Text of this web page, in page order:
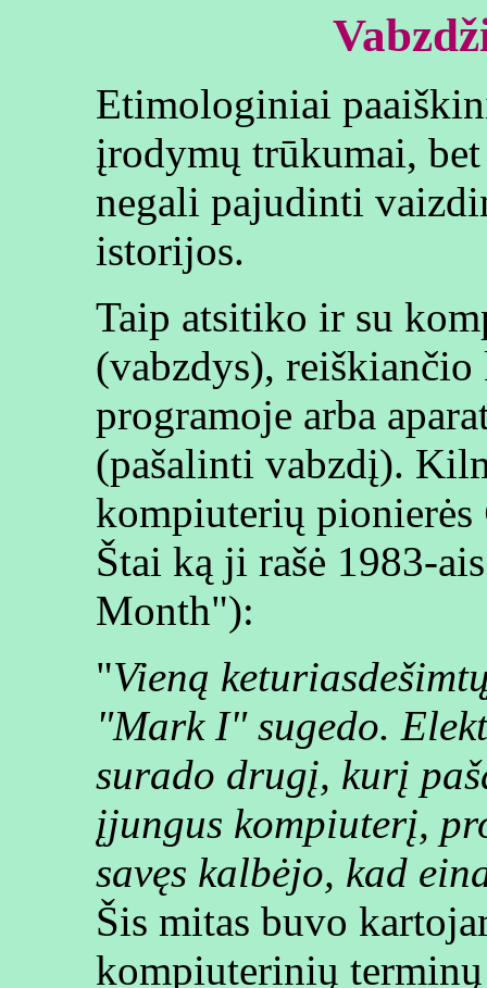
Etimologiniai
įrodymų trūkumai,
negali pajudinti
istorijos.
Taip atsitiko ir su
(vabzdys),
programoje arba
(pašalinti vabzdį).
kompiuterių pionierės
Štai ką ji rašė 1983-
Month"):
"Vieną
"Mark I" sugedo.
surado drugį, kurį
įjungus kompiuterį,
savęs kalbėjo, kad
Šis mitas buvo
kompiuterinių